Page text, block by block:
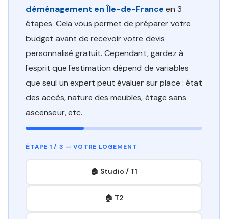
déménagement en Île-de-France en 3
étapes. Cela vous permet de préparer votre
budget avant de recevoir votre devis
personnalisé gratuit. Cependant, gardez à
l'esprit que l'estimation dépend de variables
que seul un expert peut évaluer sur place : état
des accès, nature des meubles, étage sans
ascenseur, etc.
ÉTAPE 1 / 3 — VOTRE LOGEMENT
🏠 Studio / T1
🏠 T2